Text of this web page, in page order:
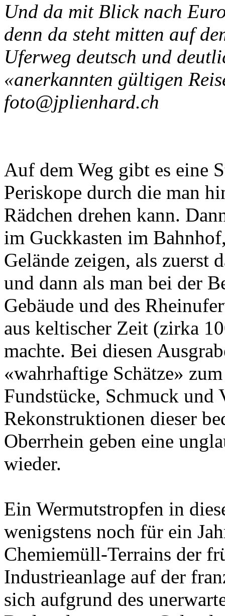
Und da mit Blick nach
denn da steht mitten auf
Uferweg deutsch und
«anerkannten gültigen
foto@jplienhard.ch
Auf dem Weg gibt es eine
Periskope durch die man
Rädchen drehen kann.
im Guckkasten im
Gelände zeigen, als zuerst
und dann als man bei der
Gebäude und des
aus keltischer Zeit (zirka
machte. Bei diesen
«wahrhaftige Schätze»
Fundstücke, Schmuck und
Rekonstruktionen dieser
Oberrhein geben eine
wieder.
Ein Wermutstropfen in
wenigstens noch für ein
Chemiemüll-Terrains der
Industrieanlage auf der
sich aufgrund des